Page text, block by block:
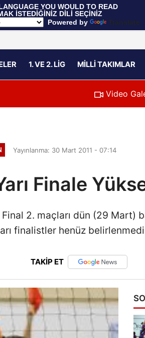
YOU WOULD TO READ
İSTEDİĞİNİZ DİLİ SEÇİNİZ
Powered by
Translate
1. VE 2. LIG MILLI TAKIMLAR
Video
Yayınlanma: 30 Mart 2011 - 07:14
Finale
2. maçları dün (29 Mart)
finalistler henüz
TAKİP ET